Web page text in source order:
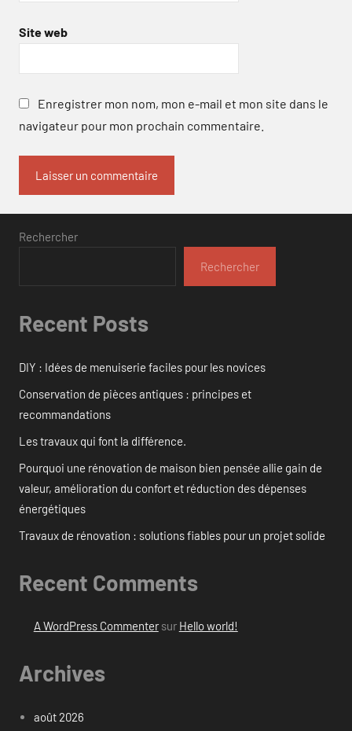
Site web
Enregistrer mon nom, mon e-mail et mon site dans le
navigateur pour mon prochain commentaire.
Rechercher
Rechercher
Recent Posts
DIY : Idées de menuiserie faciles pour les novices
Conservation de pièces antiques : principes et
recommandations
Les travaux qui font la différence.
Pourquoi une rénovation de maison bien pensée allie gain de
valeur, amélioration du confort et réduction des dépenses
énergétiques
Travaux de rénovation : solutions fiables pour un projet solide
Recent Comments
A WordPress Commentersur Hello world!
Archives
août 2026